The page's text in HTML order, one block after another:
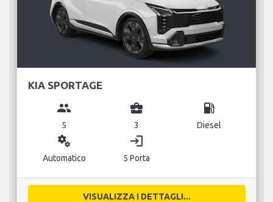
KIA SPORTAGE
group
5
business_center
3
local_gas_station
Diesel
miscellaneous_services
Automatico
login
5 Porta
VISUALIZZA I DETTAGLI...